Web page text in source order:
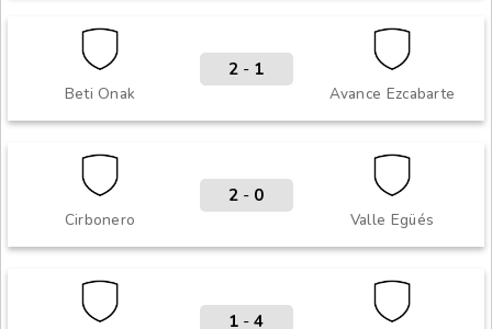
Beti Onak Avance Ezcabarte
2 - 1
Cirbonero Valle Egüés
2 - 0
1 - 4